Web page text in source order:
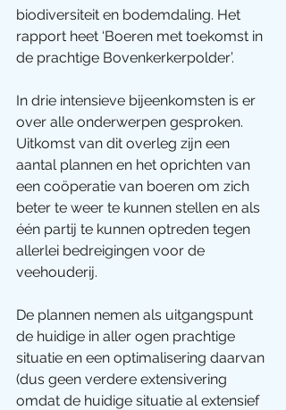
biodiversiteit en bodemdaling. Het
rapport heet ‘Boeren met toekomst in
de prachtige Bovenkerkerpolder’.
In drie intensieve bijeenkomsten is er
over alle onderwerpen gesproken.
Uitkomst van dit overleg zijn een
aantal plannen en het oprichten van
een coöperatie van boeren om zich
beter te weer te kunnen stellen en als
één partij te kunnen optreden tegen
allerlei bedreigingen voor de
veehouderij.
De plannen nemen als uitgangspunt
de huidige in aller ogen prachtige
situatie en een optimalisering daarvan
(dus geen verdere extensivering
omdat de huidige situatie al extensief